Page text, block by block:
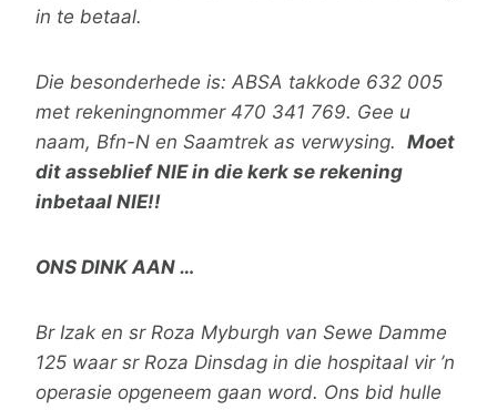
in te betaal.
Die besonderhede is: ABSA takkode 632 005
met rekeningnommer 470 341 769. Gee u
naam, Bfn-N en Saamtrek as verwysing. Moet
dit asseblief NIE in die kerk se rekening
inbetaal NIE!!
ONS DINK AAN …
Br Izak en sr Roza Myburgh van Sewe Damme
125 waar sr Roza Dinsdag in die hospitaal vir ’n
operasie opgeneem gaan word. Ons bid hulle